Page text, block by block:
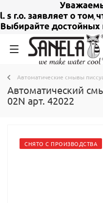
Автоматические смывы
Автоматический
02N арт. 42022
СНЯТО С ПРОИЗВОДСТВА